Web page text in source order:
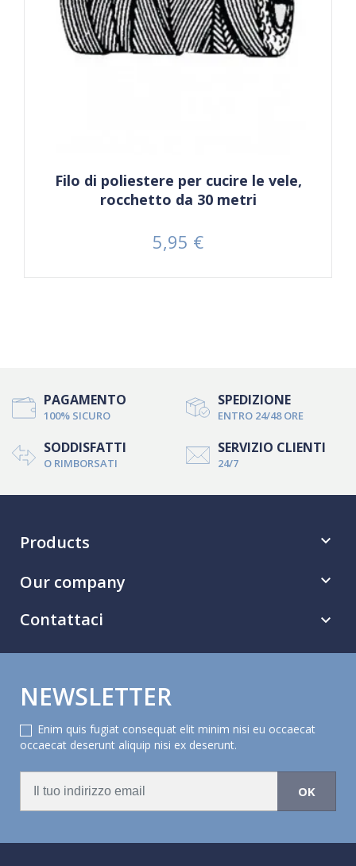
Filo di poliestere per cucire le vele,
rocchetto da 30 metri
Prezzo
5,95 €
PAGAMENTO
100% SICURO
SPEDIZIONE
ENTRO 24/48 ORE
SODDISFATTI
O RIMBORSATI
SERVIZIO CLIENTI
24/7
Products 
Our company 
Contattaci 
NEWSLETTER
Enim quis fugiat consequat elit minim nisi eu occaecat
occaecat deserunt aliquip nisi ex deserunt.